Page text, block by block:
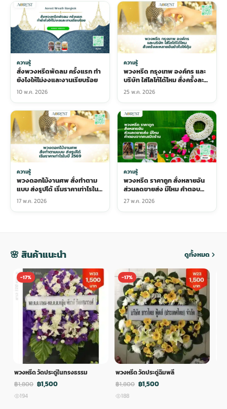
ความรู้
สั่งพวงหรีดพัดลม ครั้งแรก ทำ
ยังไงให้ไม่งงและงานเรียบร้อย
10 พ.ค. 2026
ความรู้
พวงหรีด กรุงเทพ องค์กร และ
บริษัท ใส่โลโก้ได้ไหม สั่งครั้งละ
หลายอันยังไงให้คุ้ม
25 พ.ค. 2026
ความรู้
พวงดอกไม้งานศพ สั่งทำตาม
แบบ ส่งรูปได้ เริ่มราคาเท่าไรในปี
2569
17 พ.ค. 2026
ความรู้
พวงหรีด ราคาถูก สั่งหลายอัน
ส่วนลดขายส่ง มีไหม คำตอบ
จากคนเปิดร้าน
27 พ.ค. 2026
🌸 สินค้าแนะนำ ดูทั้งหมด
-17%
พวงหรีด วัดประดู่ในทรงธรรม
฿1,800 ฿1,500
194
-17%
พวงหรีด วัดประดู่ฉิมพลี
฿1,800 ฿1,500
188